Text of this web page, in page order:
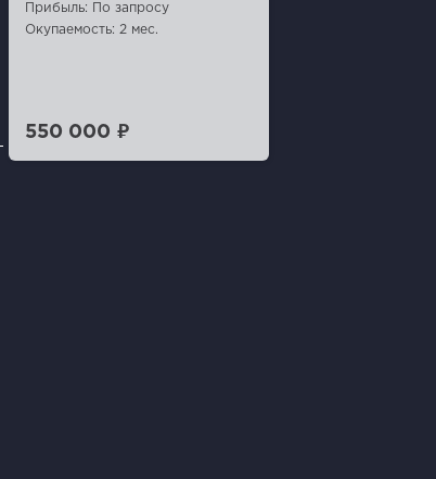
Прибыль: По запросу
Окупаемость: 2 мес.
550 000 ₽